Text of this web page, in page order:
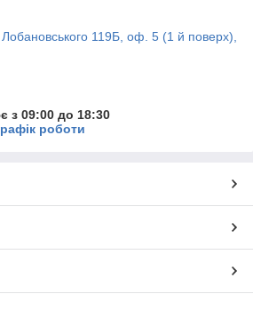
Лобановського 119Б, оф. 5 (1 й поверх),
з 09:00 до 18:30
роботи